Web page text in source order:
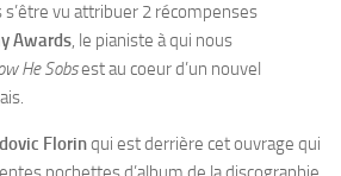
s’être vu attribuer 2 récompenses
Awards, le pianiste à qui nous
He Sobsest au coeur d’un nouvel
Florinqui est derrière cet ouvrage qui